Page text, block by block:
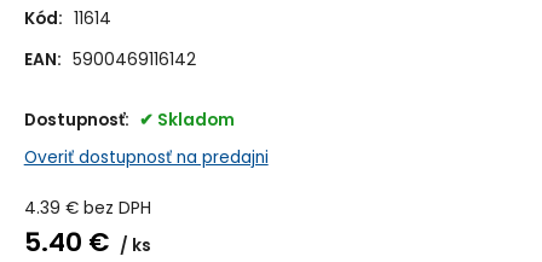
Kód: 11614
EAN: 5900469116142
Dostupnosť:
Skladom
Overiť dostupnosť na predajni
4.39 € bez DPH
5.40 € ks